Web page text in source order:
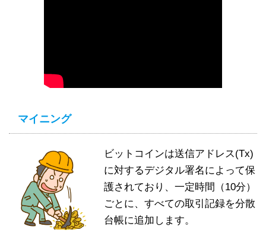
マイニング
ビットコインは送信アドレス(Tx)
に対するデジタル署名によって保
護されており、一定時間（10分）
ごとに、すべての取引記録を分散
台帳に追加します。